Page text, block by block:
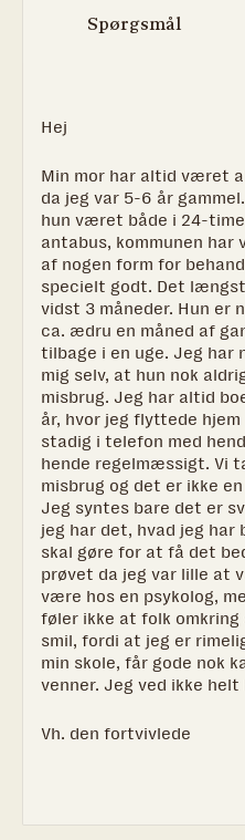
Spørgsmål
Hej
Min mor har altid været
da jeg var 5-6 år
hun været både i 24-
antabus, kommunen
af nogen form for
specielt godt. Det
vidst 3 måneder. Hun er
ca. ædru en måned af
tilbage i en uge. Jeg
mig selv, at hun nok
misbrug. Jeg har altid
år, hvor jeg flyttede
stadig i telefon med
hende regelmæssigt. Vi
misbrug og det er ikke
Jeg syntes bare det er
jeg har det, hvad jeg har
skal gøre for at få det
prøvet da jeg var lille at
være hos en psykolog,
føler ikke at folk
smil, fordi at jeg er
min skole, får gode nok
venner. Jeg ved ikke
Vh. den fortvivlede